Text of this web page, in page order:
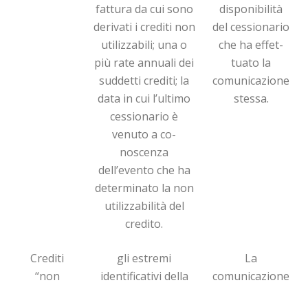
fattura da cui sono
derivati i crediti non
utilizzabili; una o
più rate annuali dei
suddetti crediti; la
data in cui l’ultimo
cessionario è
venuto a co­
noscenza
dell’evento che ha
determinato la non
utilizzabilità del
credito.
disponibilità
del ces­sio­nario
che ha effet­
tua­­to la
comunica­zio­ne
stessa.
Crediti
“non
gli estremi
identificativi della
La
comunicazione